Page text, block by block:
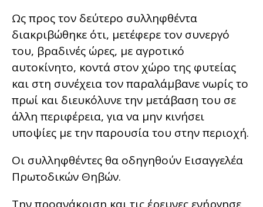
Ως προς τον δεύτερο συλληφθέντα
διακριβώθηκε ότι, μετέφερε τον συνεργό
του, βραδινές ώρες, με αγροτικό
αυτοκίνητο, κοντά στον χώρο της φυτείας
και στη συνέχεια τον παραλάμβανε νωρίς το
πρωί και διευκόλυνε την μετάβαση του σε
άλλη περιφέρεια, για να μην κινήσει
υποψίες με την παρουσία του στην περιοχή.
Οι συλληφθέντες θα οδηγηθούν Εισαγγελέα
Πρωτοδικών Θηβών.